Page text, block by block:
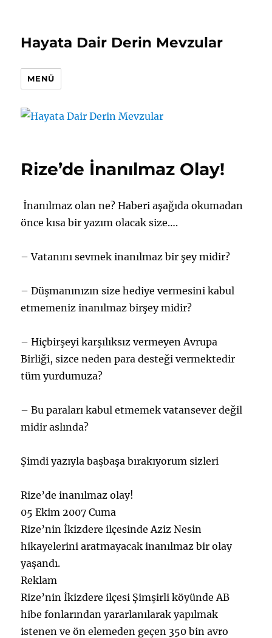
Hayata Dair Derin Mevzular
MENÜ
Rize’de İnanılmaz Olay!
İnanılmaz olan ne? Haberi aşağıda okumadan
önce kısa bir yazım olacak size….
– Vatanını sevmek inanılmaz bir şey midir?
– Düşmanınızın size hediye vermesini kabul
etmemeniz inanılmaz birşey midir?
– Hiçbirşeyi karşılıksız vermeyen Avrupa
Birliği, sizce neden para desteği vermektedir
tüm yurdumuza?
– Bu paraları kabul etmemek vatansever değil
midir aslında?
Şimdi yazıyla başbaşa bırakıyorum sizleri
Rize’de inanılmaz olay!
05 Ekim 2007 Cuma
Rize’nin İkizdere ilçesinde Aziz Nesin
hikayelerini aratmayacak inanılmaz bir olay
yaşandı.
Reklam
Rize’nin İkizdere ilçesi Şimşirli köyünde AB
hibe fonlarından yararlanılarak yapılmak
istenen ve ön elemeden geçen 350 bin avro